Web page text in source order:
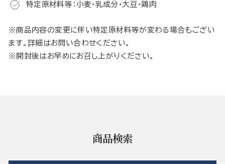
特定原材料等：小麦・乳成分・大豆・鶏肉
※商品内容の変更に伴い特定原材料等が変わる場合もござい
ます。詳細はお問い合わせください。
※開封後はお早めにお召し上がりください。
商品検索